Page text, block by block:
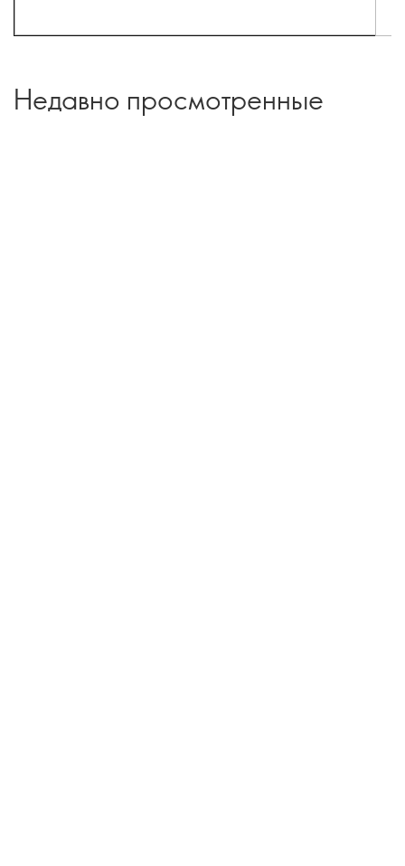
Недавно просмотренные